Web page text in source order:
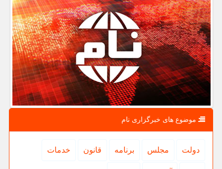
موضوع های خبرگزاری نام
دولت مجلس برنامه قانون خدمات